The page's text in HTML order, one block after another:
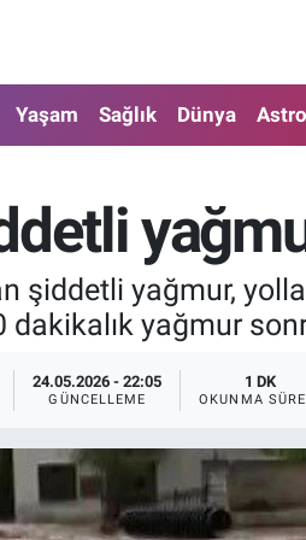
Yaşam Sağlık Dünya
şiddetli yağmur,
dakikalık yağmur
24.05.2026 - 22:05
GÜNCELLEME
1 DK
OKUNMA